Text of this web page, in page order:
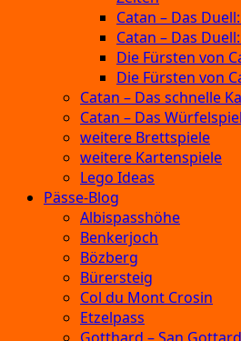
Catan – Das
Catan – Das
Die Fürsten von
Die Fürsten von
Catan – Das schnelle
Catan – Das Würfelspiel
weitere Brettspiele
weitere Kartenspiele
Lego Ideas
Pässe-Blog
Albispasshöhe
Benkerjoch
Bözberg
Bürersteig
Col du Mont Crosin
Etzelpass